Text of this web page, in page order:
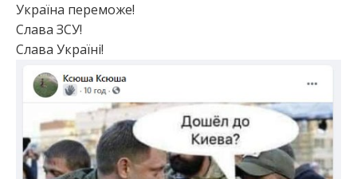
Україна переможе!
Слава ЗСУ!
Слава Україні!